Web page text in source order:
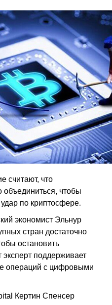
считают, что
объединиться, чтобы
по криптосфере.
экономист Эльнур
стран достаточно
остановить
эксперт поддерживает
операций с цифровыми
Кертин Спенсер